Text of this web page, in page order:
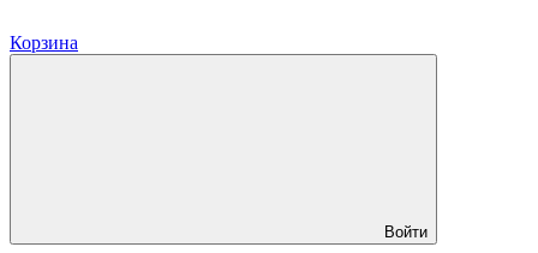
Корзина
Войти